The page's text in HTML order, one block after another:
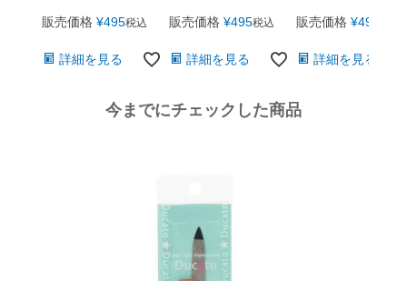
販売価格 ¥495税込
詳細を見る
販売価格 ¥495税込
詳細を見る
販売価格 ¥495
詳細を見る
今までにチェックした商品